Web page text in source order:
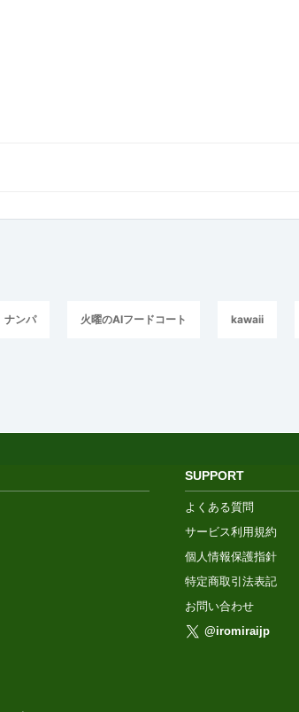
ナンパ 火曜のAIフードコート kawaii
SUPPORT
よくある質問
サービス利用規約
個人情報保護指針
特定商取引法表記
お問い合わせ
@iromiraijp